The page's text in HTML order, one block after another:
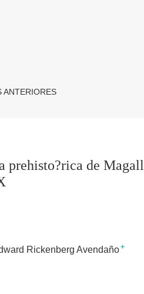
la primera mitad del siglo
ANTERIORES
prehisto?rica de
Rickenberg Avendaño+